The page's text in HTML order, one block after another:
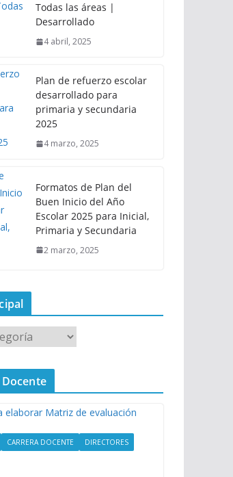
Todas las áreas |
Desarrollado
4 abril, 2025
Plan de refuerzo escolar
desarrollado para
primaria y secundaria
2025
4 marzo, 2025
Formatos de Plan del
Buen Inicio del Año
Escolar 2025 para Inicial,
Primaria y Secundaria
2 marzo, 2025
CARRERA DOCENTE
DIRECTORES